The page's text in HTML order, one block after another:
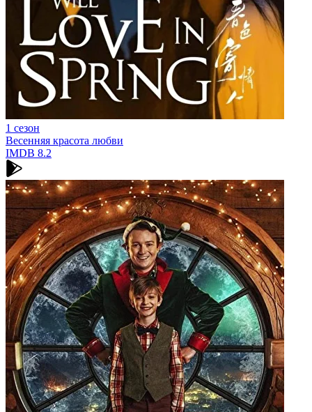
1 сезон
Весенняя красота любви
IMDB 8.2